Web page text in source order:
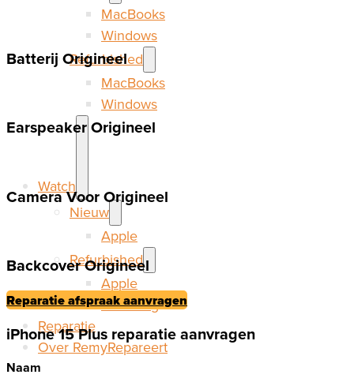
MacBooks
Windows
Refurbished
MacBooks
Windows
Watch
Nieuw
Apple
Refurbished
Apple
Samsung
Reparatie
Over RemyRepareert
Batterij Origineel
Earspeaker Origineel
Camera Voor Origineel
Backcover Origineel
Reparatie afspraak aanvragen
iPhone 15 Plus reparatie aanvragen
Naam